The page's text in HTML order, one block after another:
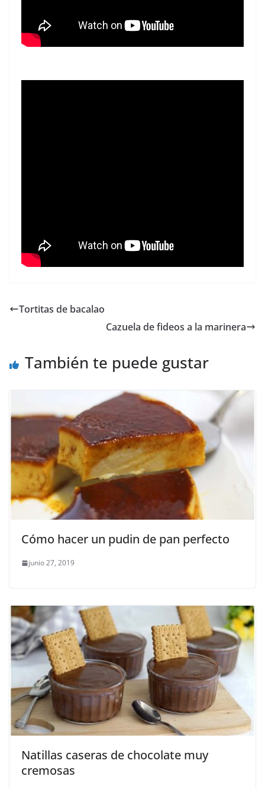
Tortitas de bacalao
Cazuela de fideos a la marinera
También te puede gustar
Cómo hacer un pudin de pan perfecto
junio 27, 2019
Natillas caseras de chocolate muy
cremosas